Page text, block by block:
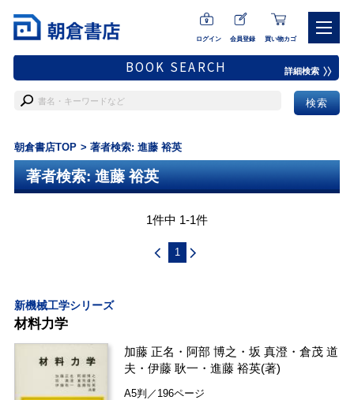
ログイン 会員登録 買い物カゴ
BOOK SEARCH 詳細検索
朝倉書店TOP 著者検索: 進藤 裕英
著者検索: 進藤 裕英
1件中 1-1件
1
新機械工学シリーズ
材料力学
加藤 正名 ・ 阿部 博之 ・坂 真澄 ・倉茂 道
夫 ・伊藤 耿一 ・進藤 裕英(著)
A5判／196ページ